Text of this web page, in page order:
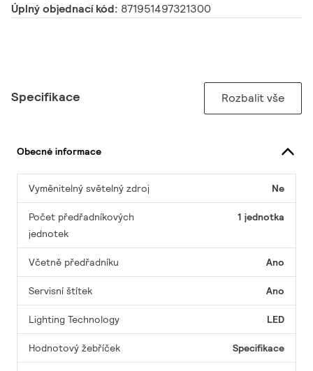
Úplný objednací kód: 871951497321300
Specifikace Rozbalit vše
Obecné informace
Vyměnitelný světelný zdroj Ne
Počet předřadníkových
jednotek
1 jednotka
Včetně předřadníku Ano
Servisní štítek Ano
Lighting Technology LED
Hodnotový žebříček Specifikace